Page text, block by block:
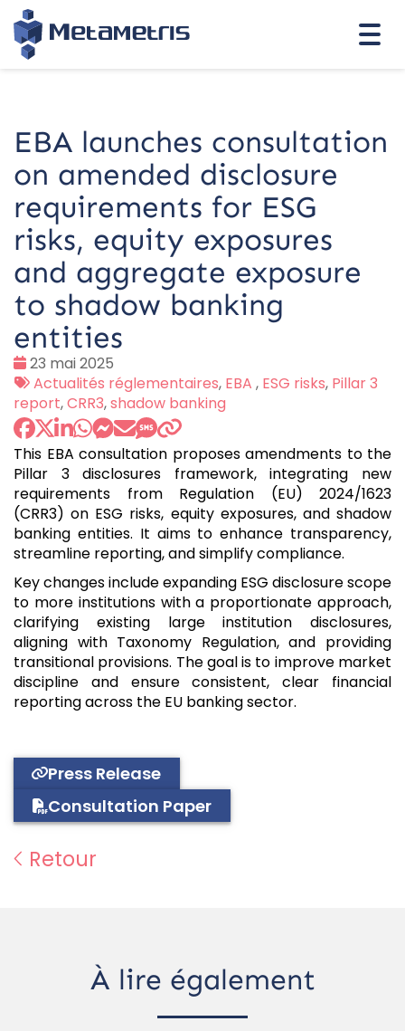
EBA launches consultation
on amended disclosure
requirements for ESG
risks, equity exposures
and aggregate exposure
to shadow banking
entities
Date
:
23 mai 2025
Tags
:
Actualités réglementaires, EBA , ESG risks, Pillar 3
report,CRR3,shadow banking
This EBA consultation proposes amendments to the
Pillar 3 disclosures framework, integrating new
requirements from Regulation (EU) 2024/1623
(CRR3) on ESG risks, equity exposures, and shadow
banking entities. It aims to enhance transparency,
streamline reporting, and simplify compliance.
Key changes include expanding ESG disclosure scope
to more institutions with a proportionate approach,
clarifying existing large institution disclosures,
aligning with Taxonomy Regulation, and providing
transitional provisions. The goal is to improve market
discipline and ensure consistent, clear financial
reporting across the EU banking sector.
Press Release
Consultation Paper
Retour
À lire également